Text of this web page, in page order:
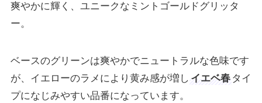
爽やかに輝く、ユニークなミントゴールドグリッタ
ー。
ベースのグリーンは爽やかでニュートラルな色味です
が、イエローのラメにより黄み感が増し イエベ春 タイ
プになじみやすい品番になっています。